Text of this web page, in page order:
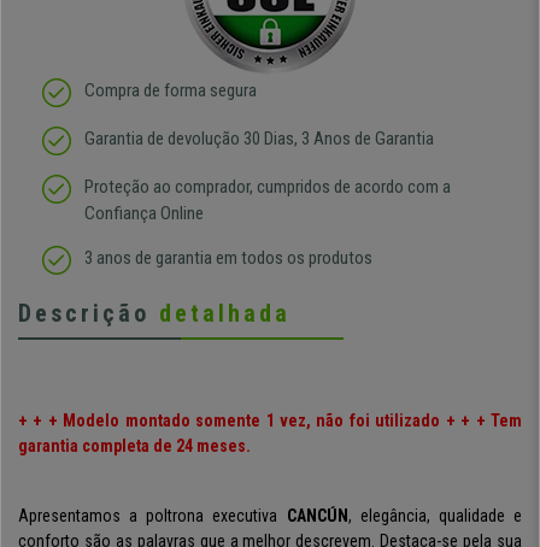
Compra de forma segura
Garantia de devolução 30 Dias, 3 Anos de Garantia
Proteção ao comprador, cumpridos de acordo com a
Confiança Online
3 anos de garantia em todos os produtos
Descrição detalhada
+ + + Modelo montado somente 1 vez, não foi utilizado + + + Tem
garantia completa de 24 meses.
Apresentamos a poltrona executiva CANCÚN, elegância, qualidade e
conforto são as palavras que a melhor descrevem. Destaca-se pela sua